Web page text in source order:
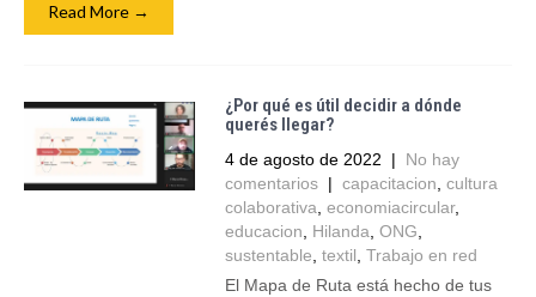
Read More →
¿Por qué es útil decidir a dónde
querés llegar?
4 de agosto de 2022 | No hay
comentarios | capacitacion cultura
colaborativa economiacircular,
educacion
Hilanda ONG
sustentable textil Trabajo en red
El Mapa de Ruta está hecho de tus